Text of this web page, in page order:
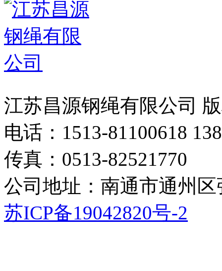
江苏昌源钢绳有限公司
电话：1513-81100618
传真：0513-82521770
公司地址：南通市通州
苏ICP备19042820号-2